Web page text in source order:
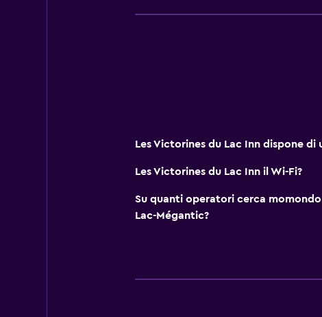
Les Victorines du Lac Inn dispone di
Les Victorines du Lac Inn il Wi-Fi?
Su quanti operatori cerca
Lac-Mégantic?